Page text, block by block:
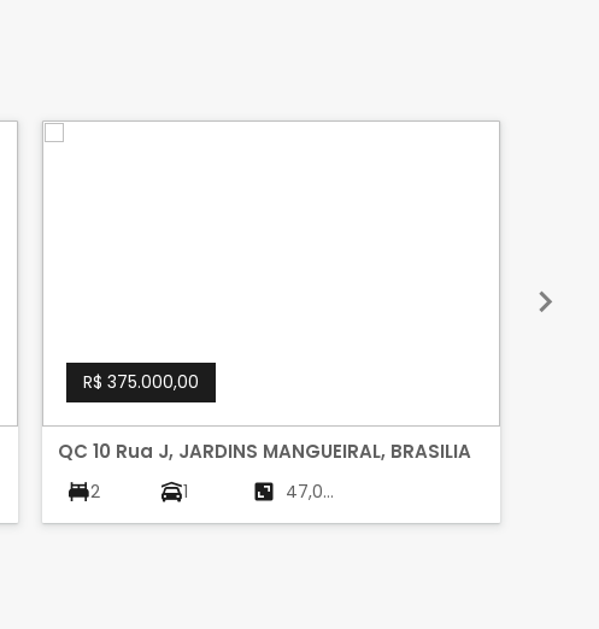
R$ 375.000,00
QC 10 Rua J, JARDINS MANGUEIRAL, BRASILIA
2 1
47,00
m²